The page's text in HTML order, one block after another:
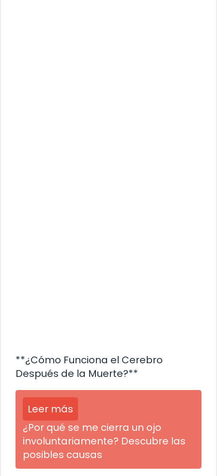
**¿Cómo Funciona el Cerebro
Después de la Muerte?**
Leer más
¿Por qué se me cierra un ojo
involuntariamente? Descubre las
posibles causas